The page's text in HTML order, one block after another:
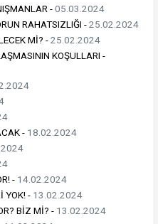
-05.03.2024
RAHATSIZLIĞI -25.02.2024
Mİ? -25.02.2024
KOŞULLARI -
- 18.02.2024
- 14.02.2024
YOK! - 13.02.2024
BİZ Mİ? - 13.02.2024